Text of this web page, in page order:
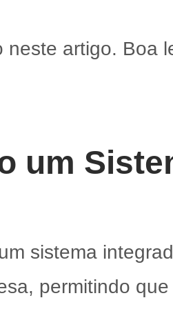
neste artigo. Boa
um
sistema
permitindo